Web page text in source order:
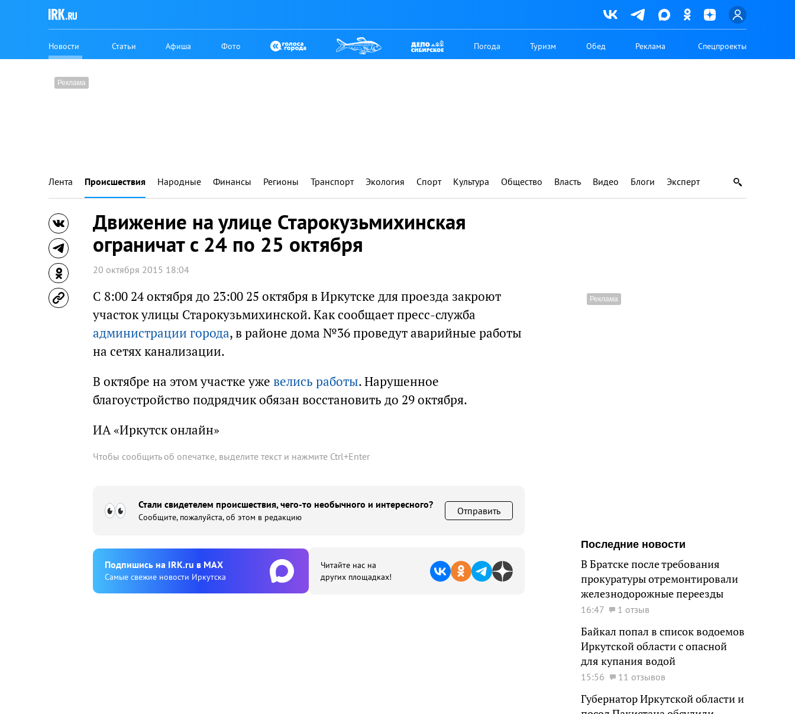
Новости Статьи Афиша Фото Погода Туризм Обед Реклама Спецпроекты
Лента Происшествия Народные Финансы Регионы Транспорт Экология Спорт Культура Общество Власть Видео Блоги Эксперт
Движение на улице Старокузьмихинская
ограничат c 24 по 25 октября
20 октября 2015 18:04
С 8:00 24 октября до 23:00 25 октября в Иркутске для проезда закроют
участок улицы Старокузьмихинской. Как сообщает пресс-служба
администрации города, в районе дома №36 проведут аварийные работы
на сетях канализации.
В октябре на этом участке уже велись работы. Нарушенное
благоустройство подрядчик обязан восстановить до 29 октября.
ИА «Иркутск онлайн»
Чтобы сообщить об опечатке, выделите текст и нажмите Ctrl+Enter
Стали свидетелем происшествия, чего-то необычного и интересного?
Сообщите, пожалуйста, об этом в редакцию
Отправить
Подпишиcь на IRK.ru в MAX
Cамые свежие новости Иркутска
Читайте нас на
других площадках!
Последние новости
В Братске после требования
прокуратуры отремонтировали
железнодорожные переезды
16:47 1 отзыв
Байкал попал в список водоемов
Иркутской области с опасной
для купания водой
15:56 11 отзывов
Губернатор Иркутской области и